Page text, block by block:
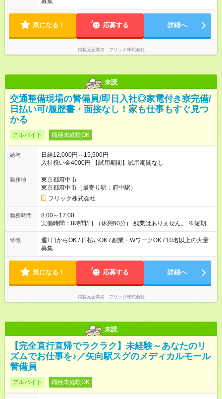
気になる！ 応募する 詳細へ
掲載元企業名 フリック株式会社
未読
交通整備現場の警備員/即日入社◎家電付き寮完備/
日払い可/履歴書・面接なし！家も仕事もすぐ見つ
かる
アルバイト 職種未経験OK
給与
日給12,000円～15,500円
入社祝い金4000円 【試用期間】試用期間なし
勤務地
東京都府中市
東京都府中市（最寄り駅：府中駅）
フリック株式会社
勤務時間
8:00～17:00
実働時間：8時間/日 （休憩60分） 残業はありません。 ※短期の
募集は行っておりません。予めご了承くださいませ。
特徴
週1日からOK / 日払いOK / 副業・WワークOK / 10名以上の大量
募集
気になる！ 応募する 詳細へ
掲載元企業名 フリック株式会社
未読
【完全直行直帰でラクラク】未経験～あなたのリ
ズムでお仕事を♪／矢向駅スグのメディカルモール
警備員
アルバイト 職種未経験OK